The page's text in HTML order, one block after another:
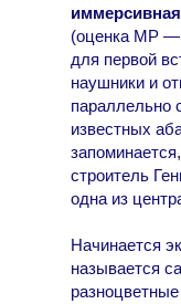
(оценка МР —
для первой
наушники и
параллельно
известных
строитель
одна из
Начинается
называется